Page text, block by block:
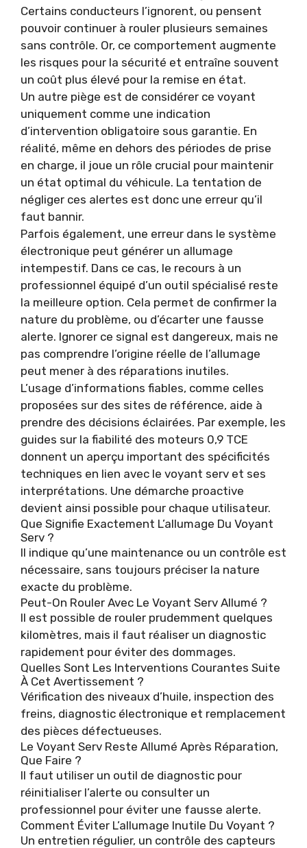
Certains conducteurs l’ignorent, ou pensent
pouvoir continuer à rouler plusieurs semaines
sans contrôle. Or, ce comportement augmente
les risques pour la sécurité et entraîne souvent
un coût plus élevé pour la remise en état.
Un autre piège est de considérer ce voyant
uniquement comme une indication
d’intervention obligatoire sous garantie. En
réalité, même en dehors des périodes de prise
en charge, il joue un rôle crucial pour maintenir
un état optimal du véhicule. La tentation de
négliger ces alertes est donc une erreur qu’il
faut bannir.
Parfois également, une erreur dans le système
électronique peut générer un allumage
intempestif. Dans ce cas, le recours à un
professionnel équipé d’un outil spécialisé reste
la meilleure option. Cela permet de confirmer la
nature du problème, ou d’écarter une fausse
alerte. Ignorer ce signal est dangereux, mais ne
pas comprendre l’origine réelle de l’allumage
peut mener à des réparations inutiles.
L’usage d’informations fiables, comme celles
proposées sur des sites de référence, aide à
prendre des décisions éclairées. Par exemple, les
guides sur la fiabilité des moteurs 0,9 TCE
donnent un aperçu important des spécificités
techniques en lien avec le voyant serv et ses
interprétations. Une démarche proactive
devient ainsi possible pour chaque utilisateur.
Que Signifie Exactement L’allumage Du Voyant
Serv ?
Il indique qu’une maintenance ou un contrôle est
nécessaire, sans toujours préciser la nature
exacte du problème.
Peut-On Rouler Avec Le Voyant Serv Allumé ?
Il est possible de rouler prudemment quelques
kilomètres, mais il faut réaliser un diagnostic
rapidement pour éviter des dommages.
Quelles Sont Les Interventions Courantes Suite
À Cet Avertissement ?
Vérification des niveaux d’huile, inspection des
freins, diagnostic électronique et remplacement
des pièces défectueuses.
Le Voyant Serv Reste Allumé Après Réparation,
Que Faire ?
Il faut utiliser un outil de diagnostic pour
réinitialiser l’alerte ou consulter un
professionnel pour éviter une fausse alerte.
Comment Éviter L’allumage Inutile Du Voyant ?
Un entretien régulier, un contrôle des capteurs